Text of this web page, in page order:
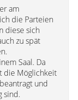
am
die Parteien
diese sich
zu spät
Saal. Da
die Möglichkeit
und
sind.